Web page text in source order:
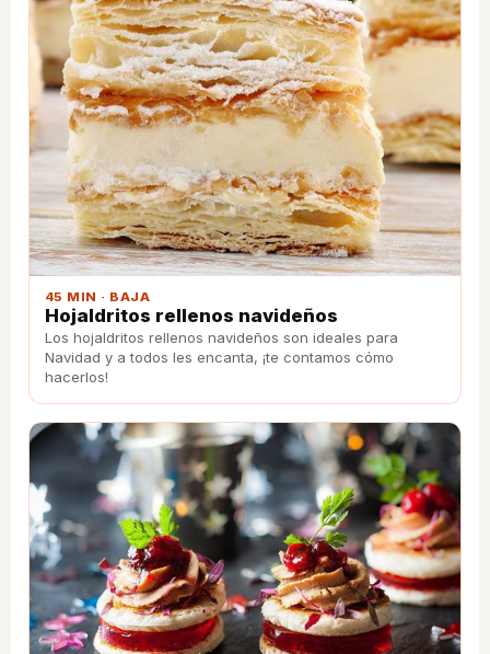
45 MIN · BAJA
Hojaldritos rellenos navideños
Los hojaldritos rellenos navideños son ideales para
Navidad y a todos les encanta, ¡te contamos cómo
hacerlos!